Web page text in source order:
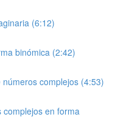
(6:12)
binómica (2:42)
complejos (4:53)
en forma